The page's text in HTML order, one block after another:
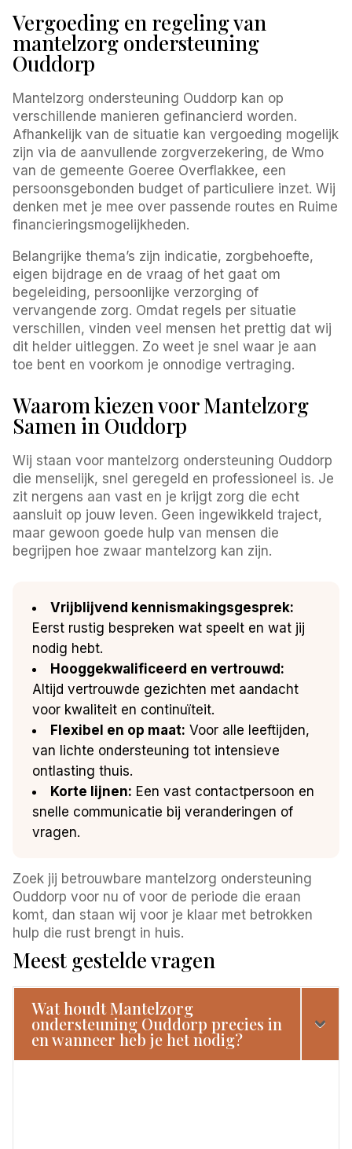
Vergoeding en regeling van
mantelzorg ondersteuning
Ouddorp
Mantelzorg ondersteuning Ouddorp kan op
verschillende manieren gefinancierd worden.
Afhankelijk van de situatie kan vergoeding mogelijk
zijn via de aanvullende zorgverzekering, de Wmo
van de gemeente Goeree Overflakkee, een
persoonsgebonden budget of particuliere inzet. Wij
denken met je mee over passende routes en Ruime
financieringsmogelijkheden.
Belangrijke thema’s zijn indicatie, zorgbehoefte,
eigen bijdrage en de vraag of het gaat om
begeleiding, persoonlijke verzorging of
vervangende zorg. Omdat regels per situatie
verschillen, vinden veel mensen het prettig dat wij
dit helder uitleggen. Zo weet je snel waar je aan
toe bent en voorkom je onnodige vertraging.
Waarom kiezen voor Mantelzorg
Samen in Ouddorp
Wij staan voor mantelzorg ondersteuning Ouddorp
die menselijk, snel geregeld en professioneel is. Je
zit nergens aan vast en je krijgt zorg die echt
aansluit op jouw leven. Geen ingewikkeld traject,
maar gewoon goede hulp van mensen die
begrijpen hoe zwaar mantelzorg kan zijn.
Vrijblijvend kennismakingsgesprek:
Eerst rustig bespreken wat speelt en wat jij
nodig hebt.
Hooggekwalificeerd en vertrouwd:
Altijd vertrouwde gezichten met aandacht
voor kwaliteit en continuïteit.
Flexibel en op maat: Voor alle leeftijden,
van lichte ondersteuning tot intensieve
ontlasting thuis.
Korte lijnen: Een vast contactpersoon en
snelle communicatie bij veranderingen of
vragen.
Zoek jij betrouwbare mantelzorg ondersteuning
Ouddorp voor nu of voor de periode die eraan
komt, dan staan wij voor je klaar met betrokken
hulp die rust brengt in huis.
Meest gestelde vragen
Wat houdt Mantelzorg
ondersteuning Ouddorp precies in
en wanneer heb je het nodig?